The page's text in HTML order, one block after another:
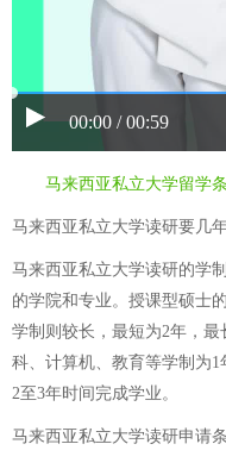
00:00 / 00:59
马来西亚私立大学留学
马来西亚私立大学读研要几
马来西亚私立大学读研的学
的学院和专业。授课型硕士
学制则较长，最短为2年，
科、计算机、教育等学制为
2至3年时间完成学业。
马来西亚私立大学读研申请